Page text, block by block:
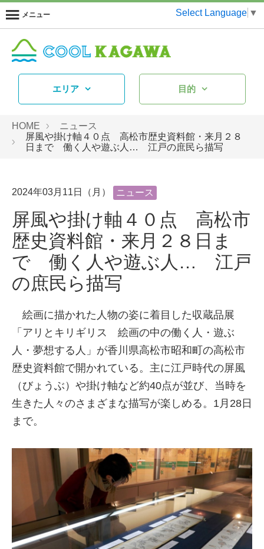
メニュー Select Language ▼
エリア 目的
HOME
ニュース
屏風や掛け軸４０点 高松市歴史資料館・来月２８
日まで 働く人や遊ぶ人… 江戸の庶民ら描写
2024年03月11日（月） ニュース
屏風や掛け軸４０点 高松市
歴史資料館・来月２８日ま
で 働く人や遊ぶ人… 江戸
の庶民ら描写
絵画に描かれた人物の姿に着目した収蔵品展
「アリとキリギリス 絵画の中の働く人・遊ぶ
人・夢想する人」が香川県高松市昭和町の高松市
歴史資料館で開かれている。主に江戸時代の屏風
（びょうぶ）や掛け軸など約40点が並び、当時を
生きた人々のさまざまな描写が楽しめる。1月28日
まで。